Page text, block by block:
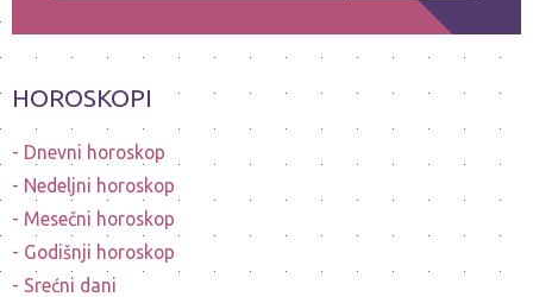
HOROSKOPI
Dnevni horoskop
Nedeljni horoskop
Mesečni horoskop
Godišnji horoskop
Srećni dani